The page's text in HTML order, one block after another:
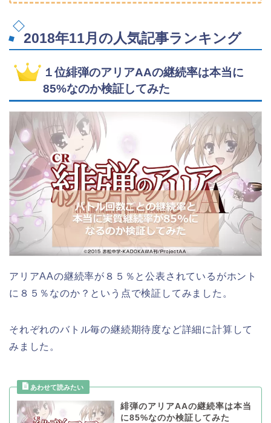
2018年11月の人気記事ランキング
１位緋弾のアリアAAの継続率は本当に
85%なのか検証してみた
アリアAAの継続率が８５％と公表されているがホント
に８５％なのか？という点で検証してみました。
それぞれのバトル毎の継続期待度など詳細に計算して
みました。
緋弾のアリアAAの継続率は本当
に85%なのか検証してみた